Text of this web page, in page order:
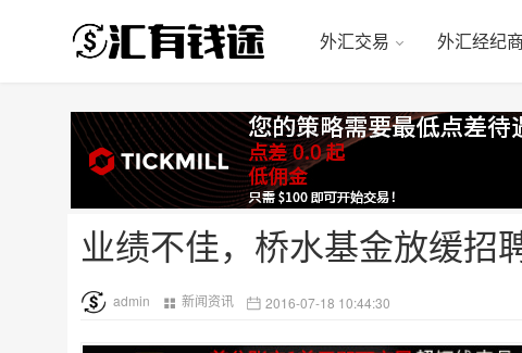
外汇交易 外汇经纪商
业绩不佳，桥水基金放缓招
admin 新闻资讯 2016-07-18 10:44:30